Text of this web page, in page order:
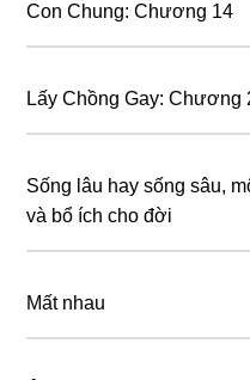
Con Chung: Chương 14
Lấy Chồng Gay: Chương
Sống lâu hay sống sâu,
và bổ ích cho đời
Mất nhau